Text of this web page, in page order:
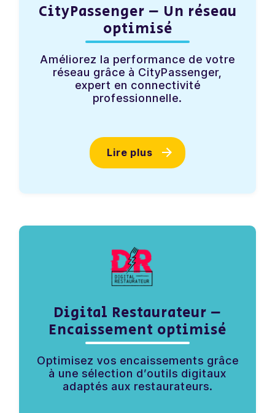
CityPassenger – Un réseau
optimisé
Améliorez la performance de votre
réseau grâce à CityPassenger,
expert en connectivité
professionnelle.
Lire plus
Digital Restaurateur –
Encaissement optimisé
Optimisez vos encaissements grâce
à une sélection d’outils digitaux
adaptés aux restaurateurs.